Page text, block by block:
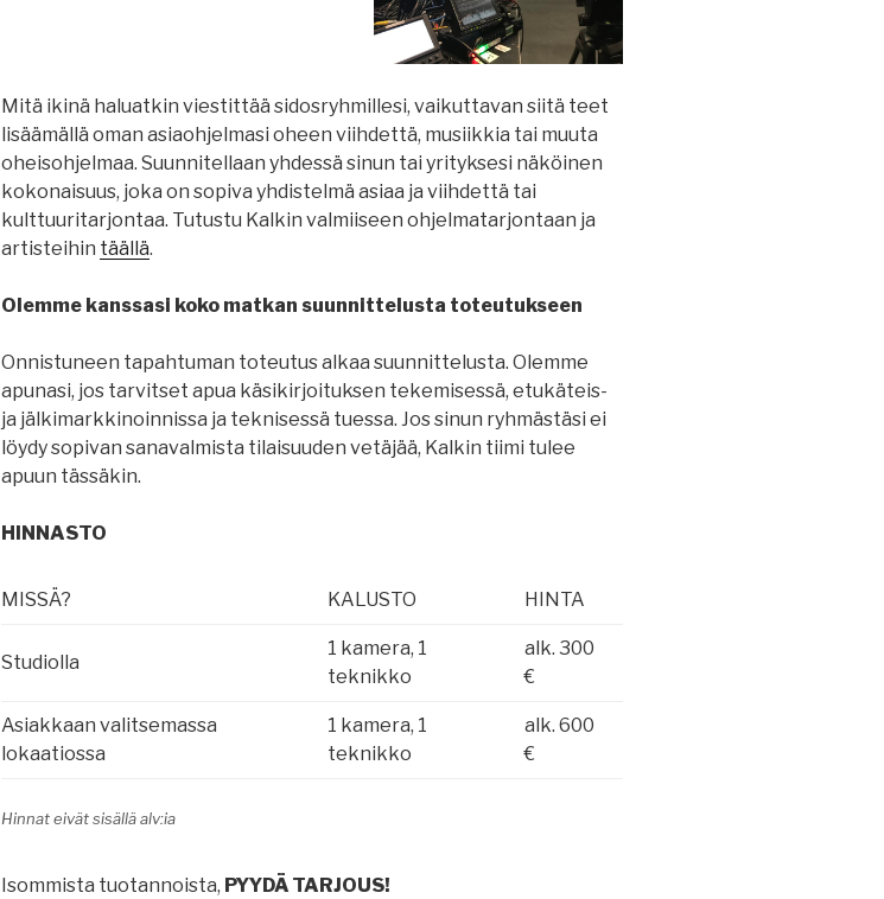
Mitä ikinä haluatkin viestittää sidosryhmillesi, vaikuttavan siitä teet
lisäämällä oman asiaohjelmasi oheen viihdettä, musiikkia tai muuta
oheisohjelmaa. Suunnitellaan yhdessä sinun tai yrityksesi näköinen
kokonaisuus, joka on sopiva yhdistelmä asiaa ja viihdettä tai
kulttuuritarjontaa. Tutustu Kalkin valmiiseen ohjelmatarjontaan ja
artisteihin täällä.
Olemme kanssasi koko matkan suunnittelusta toteutukseen
Onnistuneen tapahtuman toteutus alkaa suunnittelusta. Olemme
apunasi, jos tarvitset apua käsikirjoituksen tekemisessä, etukäteis-
ja jälkimarkkinoinnissa ja teknisessä tuessa. Jos sinun ryhmästäsi ei
löydy sopivan sanavalmista tilaisuuden vetäjää, Kalkin tiimi tulee
apuun tässäkin.
HINNASTO
MISSÄ? KALUSTO HINTA
Studiolla
1 kamera, 1
teknikko
alk. 300
€
Asiakkaan valitsemassa
lokaatiossa
1 kamera, 1
teknikko
alk. 600
€
Hinnat eivät sisällä alv:ia
Isommista tuotannoista, PYYDÄ TARJOUS!